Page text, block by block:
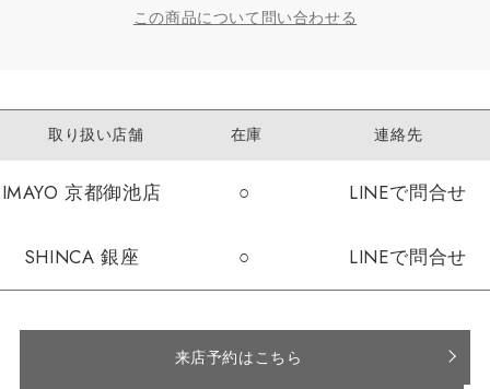
この商品について問い合わせる
取り扱い店舗 在庫 連絡先
IMAYO 京都御池店 ○ LINEで問合せ
SHINCA 銀座 ○ LINEで問合せ
来店予約はこちら